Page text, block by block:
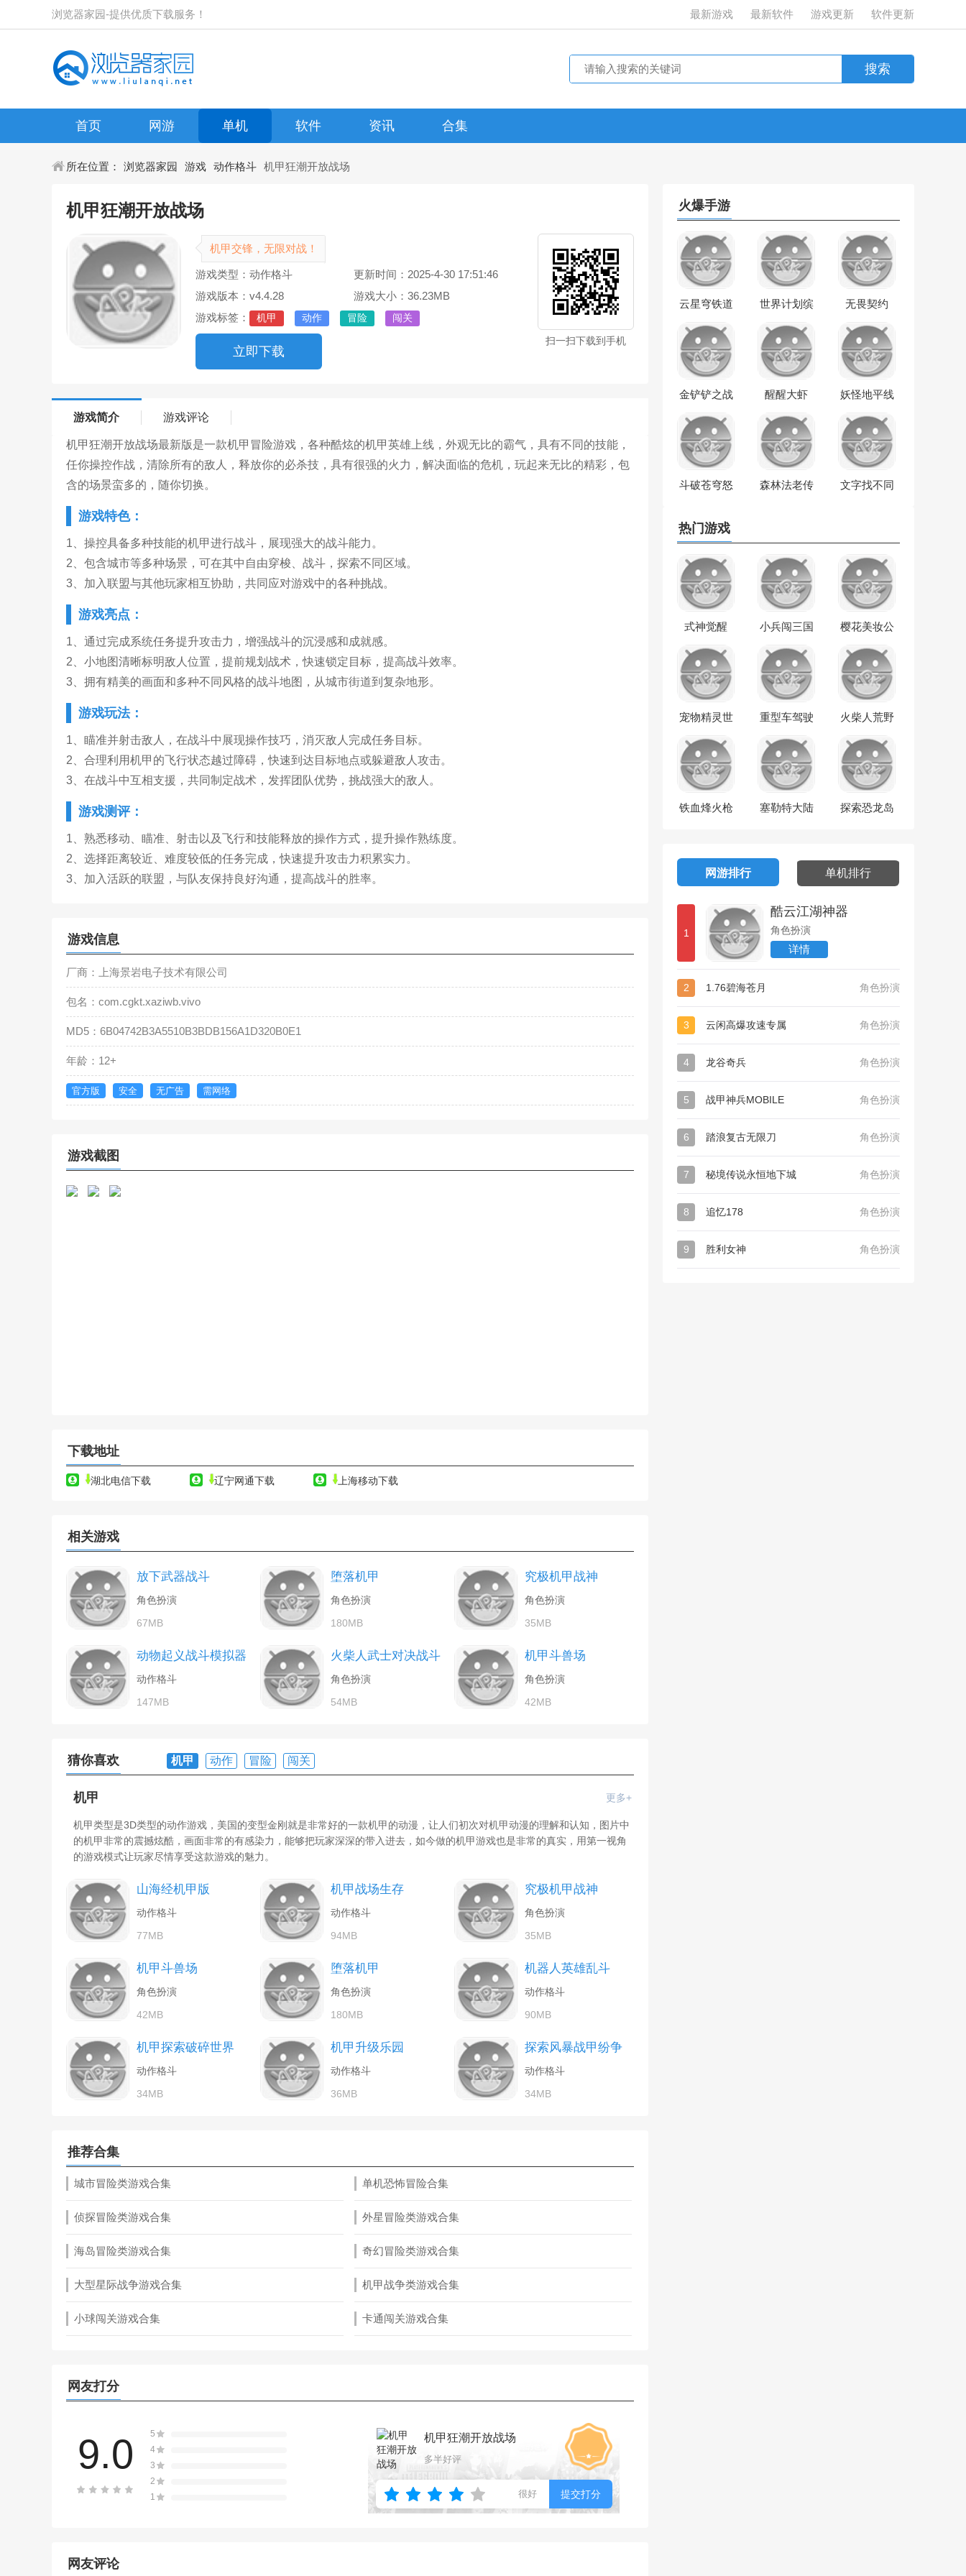
浏览器家园-提供优质下载服务！ 最新游戏 最新软件 游戏更新 软件更新
首页 网游 单机 软件 资讯 合集
所在位置： 浏览器家园 游戏 动作格斗 机甲狂潮开放战场
机甲狂潮开放战场
机甲交锋，无限对战！
游戏类型：动作格斗
更新时间：2025-4-30 17:51:46
游戏版本：v4.4.28
游戏大小：36.23MB
游戏标签：
机甲 动作 冒险 闯关
立即下载
扫一扫下载到手机
游戏简介 游戏评论
机甲狂潮开放战场最新版是一款机甲冒险游戏，各种酷炫的机甲英雄上线，外观无比的霸气，具有不同的技能，
任你操控作战，清除所有的敌人，释放你的必杀技，具有很强的火力，解决面临的危机，玩起来无比的精彩，包
含的场景蛮多的，随你切换。
游戏特色：
1、操控具备多种技能的机甲进行战斗，展现强大的战斗能力。
2、包含城市等多种场景，可在其中自由穿梭、战斗，探索不同区域。
3、加入联盟与其他玩家相互协助，共同应对游戏中的各种挑战。
游戏亮点：
1、通过完成系统任务提升攻击力，增强战斗的沉浸感和成就感。
2、小地图清晰标明敌人位置，提前规划战术，快速锁定目标，提高战斗效率。
3、拥有精美的画面和多种不同风格的战斗地图，从城市街道到复杂地形。
游戏玩法：
1、瞄准并射击敌人，在战斗中展现操作技巧，消灭敌人完成任务目标。
2、合理利用机甲的飞行状态越过障碍，快速到达目标地点或躲避敌人攻击。
3、在战斗中互相支援，共同制定战术，发挥团队优势，挑战强大的敌人。
游戏测评：
1、熟悉移动、瞄准、射击以及飞行和技能释放的操作方式，提升操作熟练度。
2、选择距离较近、难度较低的任务完成，快速提升攻击力积累实力。
3、加入活跃的联盟，与队友保持良好沟通，提高战斗的胜率。
游戏信息
厂商：上海景岩电子技术有限公司
包名：com.cgkt.xaziwb.vivo
MD5：6B04742B3A5510B3BDB156A1D320B0E1
年龄：12+
官方版 安全 无广告 需网络
游戏截图
下载地址
湖北电信下载 辽宁网通下载 上海移动下载
相关游戏
放下武器战斗
角色扮演
67MB
堕落机甲
角色扮演
180MB
究极机甲战神
角色扮演
35MB
动物起义战斗模拟器
动作格斗
147MB
火柴人武士对决战斗
角色扮演
54MB
机甲斗兽场
角色扮演
42MB
猜你喜欢 机甲 动作 冒险 闯关
机甲 更多+
机甲类型是3D类型的动作游戏，美国的变型金刚就是非常好的一款机甲的动漫，让人们初次对机甲动漫的理解和认知，图片中
的机甲非常的震撼炫酷，画面非常的有感染力，能够把玩家深深的带入进去，如今做的机甲游戏也是非常的真实，用第一视角
的游戏模式让玩家尽情享受这款游戏的魅力。
山海经机甲版
动作格斗
77MB
机甲战场生存
动作格斗
94MB
究极机甲战神
角色扮演
35MB
机甲斗兽场
角色扮演
42MB
堕落机甲
角色扮演
180MB
机器人英雄乱斗
动作格斗
90MB
机甲探索破碎世界
动作格斗
34MB
机甲升级乐园
动作格斗
36MB
探索风暴战甲纷争
动作格斗
34MB
推荐合集
城市冒险类游戏合集 单机恐怖冒险合集
侦探冒险类游戏合集 外星冒险类游戏合集
海岛冒险类游戏合集 奇幻冒险类游戏合集
大型星际战争游戏合集 机甲战争类游戏合集
小球闯关游戏合集 卡通闯关游戏合集
网友打分
9.0
5
4
3
2
1
机甲狂潮开放战场
多半好评
很好 提交打分
网友评论
火爆手游
云星穹铁道
世界计划缤
无畏契约
金铲铲之战 醒醒大虾 妖怪地平线
斗破苍穹怒
森林法老传
文字找不同
热门游戏
式神觉醒 小兵闯三国
樱花美妆公
宠物精灵世
重型车驾驶
火柴人荒野
铁血烽火枪
塞勒特大陆 探索恐龙岛
网游排行 单机排行
1
酷云江湖神器
角色扮演
详情
2 1.76碧海苍月 角色扮演
3 云闲高爆攻速专属 角色扮演
4 龙谷奇兵 角色扮演
5 战甲神兵MOBILE 角色扮演
6 踏浪复古无限刀 角色扮演
7 秘境传说永恒地下城 角色扮演
8 追忆178 角色扮演
9 胜利女神 角色扮演